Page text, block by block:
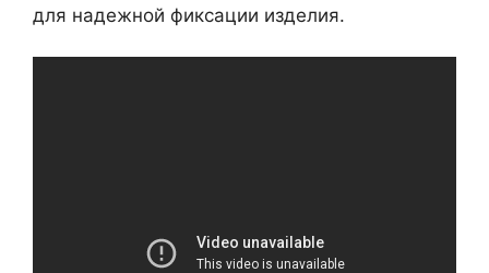
для надежной фиксации изделия.